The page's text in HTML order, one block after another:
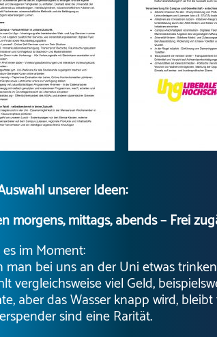
unserer Ideen:
morgens, mittags, abends –Frei
im Moment:
man bei uns an der Uni etwas
vergleichsweise viel Geld,
aber das Wasser knapp wird,
sind eine Rarität.